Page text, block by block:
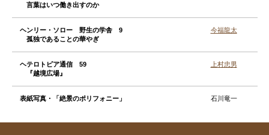
言葉はいつ働き出すのか
ヘンリー・ソロー 野生の学舎 9
孤独であることの華やぎ
今福龍太
ヘテロトピア通信 59
『越境広場』
上村忠男
表紙写真・「絶景のポリフォニー」 石川竜一